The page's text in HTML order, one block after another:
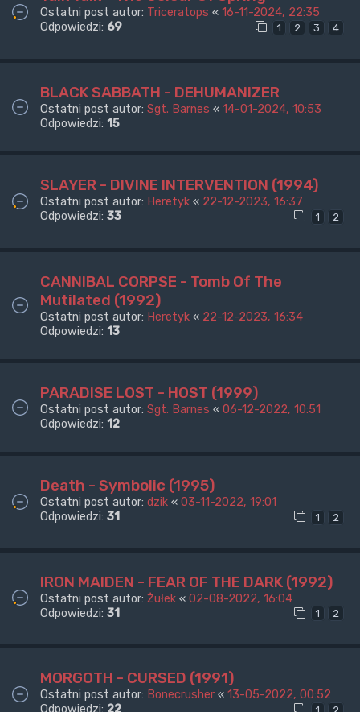
Ostatni post autor: Triceratops « 16-11-2024, 22:35
Odpowiedzi: 69 1 2 3 4
BLACK SABBATH - DEHUMANIZER
Ostatni post autor: Sgt. Barnes « 14-01-2024, 10:53
Odpowiedzi: 15
SLAYER - DIVINE INTERVENTION (1994)
Ostatni post autor: Heretyk « 22-12-2023, 16:37
Odpowiedzi: 33 1 2
CANNIBAL CORPSE - Tomb Of The
Mutilated (1992)
Ostatni post autor: Heretyk « 22-12-2023, 16:34
Odpowiedzi: 13
PARADISE LOST - HOST (1999)
Ostatni post autor: Sgt. Barnes « 06-12-2022, 10:51
Odpowiedzi: 12
Death - Symbolic (1995)
Ostatni post autor: dzik « 03-11-2022, 19:01
Odpowiedzi: 31 1 2
IRON MAIDEN - FEAR OF THE DARK (1992)
Ostatni post autor: Żułek « 02-08-2022, 16:04
Odpowiedzi: 31 1 2
MORGOTH - CURSED (1991)
Ostatni post autor: Bonecrusher « 13-05-2022, 00:52